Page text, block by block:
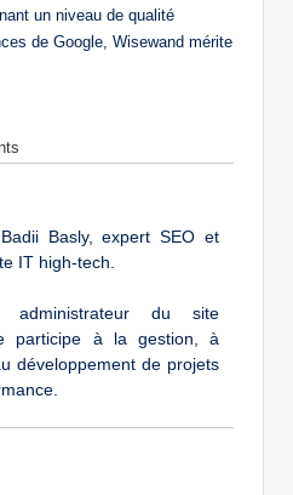
un niveau de qualité
de Google, Wisewand mérite
Basly, expert SEO et
IT high-tech.
administrateur du site
participe à la gestion, à
développement de projets